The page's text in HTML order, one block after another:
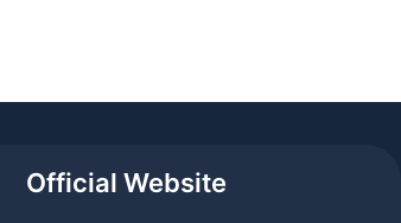
Official Website